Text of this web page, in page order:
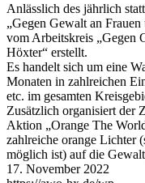
Anlässlich des jährlich
„Gegen Gewalt an
vom Arbeitskreis „Gegen
Höxter“ erstellt.
Es handelt sich um eine
Monaten in zahlreichen
etc. im gesamten
Zusätzlich organisiert der
Aktion „Orange The
zahlreiche orange Lichter
möglich ist) auf die
17. November 2022